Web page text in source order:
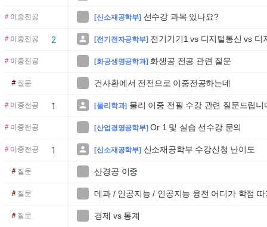
#이중전공 [신소재공학부]선수강 과목 있나요?
#이중전공 2  [전기전자공학부]전기기기1 vs 디지털통신 vs 디
#이중전공 [화공생명공학과]화생공 전공 관련 질문
#질문 건사환에서 전전으로 이중전공하는데
#이중전공 1  [물리학과] 물리 이중 전필 수강 관련 질문드립
#이중전공 [산업경영공학부]Or 1 및 실습 선수강 문의
#이중전공 1  [신소재공학부]신소재공학부 수강신청 난이도
#질문 산경공 이중
#질문 데과 / 인공지능 / 인공지능 융전 어디가 학점
#질문 경제 vs 통계